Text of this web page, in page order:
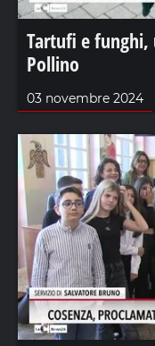
Tartufi e funghi,
Pollino
03 novembre 2024